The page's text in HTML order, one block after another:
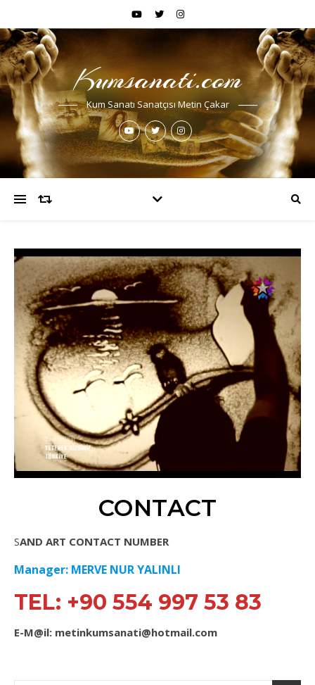
Kumsanati.com
Kum Sanatı Sanatçısı Metin Çakar
CONTACT
SAND ART CONTACT NUMBER
Manager: MERVE NUR YALINLI
TEL: +90 554 997 53 83
E-M@il: metinkumsanati@hotmail.com